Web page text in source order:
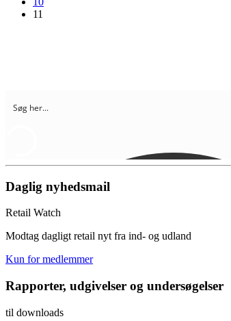
11
Daglig nyhedsmail
Retail Watch
Modtag dagligt retail nyt fra ind- og udland
Kun for medlemmer
Rapporter, udgivelser og undersøgelser
til downloads